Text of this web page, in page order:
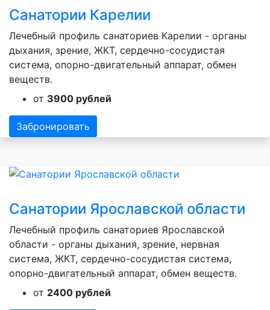
Санатории Карелии
Лечебный профиль санаториев Карелии - органы
дыхания, зрение, ЖКТ, сердечно-сосудистая
система, опорно-двигательный аппарат, обмен
веществ.
от 3900 рублей
Забронировать
Санатории Ярославской области
Лечебный профиль санаториев Ярославской
области - органы дыхания, зрение, нервная
система, ЖКТ, сердечно-сосудистая система,
опорно-двигательный аппарат, обмен веществ.
от 2400 рублей